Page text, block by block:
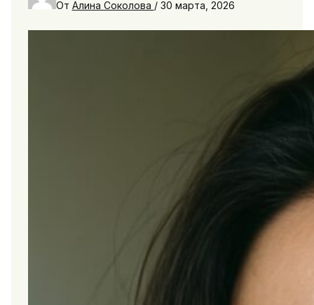
От Алина Соколова / 30 марта, 2026